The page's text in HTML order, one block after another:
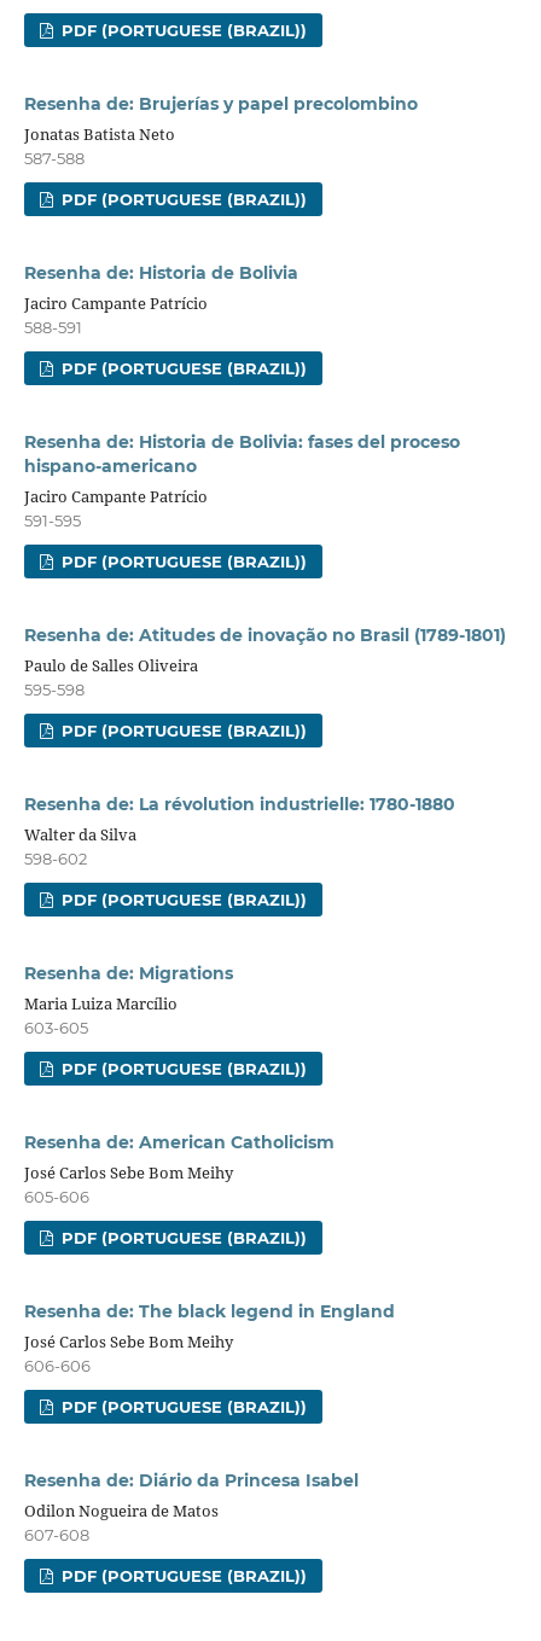
PDF (PORTUGUESE (BRAZIL))
Resenha de: Brujerías y papel precolombino
Jonatas Batista Neto
587-588
PDF (PORTUGUESE (BRAZIL))
Resenha de: Historia de Bolivia
Jaciro Campante Patrício
588-591
PDF (PORTUGUESE (BRAZIL))
Resenha de: Historia de Bolivia: fases del proceso
hispano-americano
Jaciro Campante Patrício
591-595
PDF (PORTUGUESE (BRAZIL))
Resenha de: Atitudes de inovação no Brasil (1789-1801)
Paulo de Salles Oliveira
595-598
PDF (PORTUGUESE (BRAZIL))
Resenha de: La révolution industrielle: 1780-1880
Walter da Silva
598-602
PDF (PORTUGUESE (BRAZIL))
Resenha de: Migrations
Maria Luiza Marcílio
603-605
PDF (PORTUGUESE (BRAZIL))
Resenha de: American Catholicism
José Carlos Sebe Bom Meihy
605-606
PDF (PORTUGUESE (BRAZIL))
Resenha de: The black legend in England
José Carlos Sebe Bom Meihy
606-606
PDF (PORTUGUESE (BRAZIL))
Resenha de: Diário da Princesa Isabel
Odilon Nogueira de Matos
607-608
PDF (PORTUGUESE (BRAZIL))